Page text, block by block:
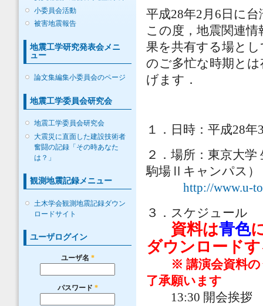
小委員会活動
被害地震報告
地震工学研究発表会メニ
ュー
論文集編集小委員会のページ
地震工学委員会研究会
地震工学委員会研究会
大震災に直面した建設技術者
奮闘の記録「その時あなた
は？」
観測地震記録メニュー
土木学会観測地震記録ダウン
ロードサイト
ユーザログイン
ユーザ名 *
パスワード *
平成28年2月6日に
この度，地震関連
果を共有する場と
のご多忙な時期と
げます．
１．日時：平成28
２．場所：東京大
駒場Ⅱキャンパス）
http://www.u-
３．スケジュール
資料は青色
ダウンロード
※ 講演会資料
了承願います
13:30 開会挨拶